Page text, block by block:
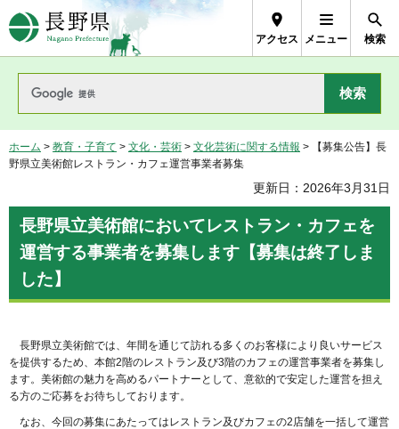
長野県Nagano Prefecture
アクセス メニュー 検索
ホーム > 教育・子育て > 文化・芸術 > 文化芸術に関する情報 > 【募集公告】長
野県立美術館レストラン・カフェ運営事業者募集
更新日：2026年3月31日
長野県立美術館においてレストラン・カフェを
運営する事業者を募集します【募集は終了しま
した】
長野県立美術館では、年間を通じて訪れる多くのお客様により良いサービス
を提供するため、本館2階のレストラン及び3階のカフェの運営事業者を募集し
ます。美術館の魅力を高めるパートナーとして、意欲的で安定した運営を担え
る方のご応募をお待ちしております。
なお、今回の募集にあたってはレストラン及びカフェの2店舗を一括して運営